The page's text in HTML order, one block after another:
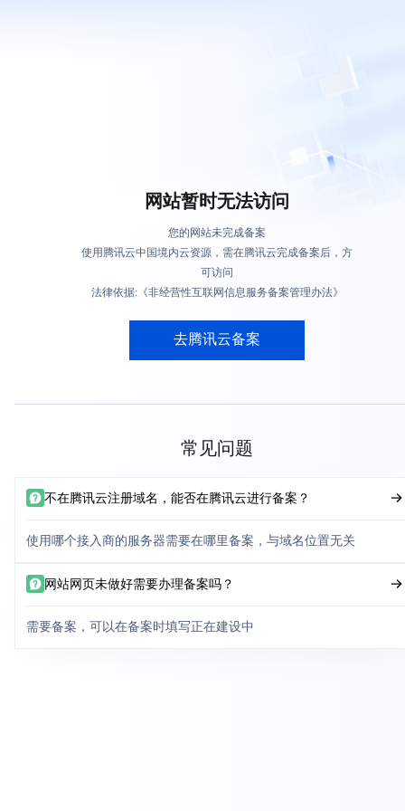
网站暂时无法访问
您的网站未完成备案
使用腾讯云中国境内云资源，需在腾讯云完成备案后，方
可访问
法律依据:《非经营性互联网信息服务备案管理办法》
去腾讯云备案
常见问题
不在腾讯云注册域名，能否在腾讯云进行备案？
使用哪个接入商的服务器需要在哪里备案，与域名位置无关
网站网页未做好需要办理备案吗？
需要备案，可以在备案时填写正在建设中